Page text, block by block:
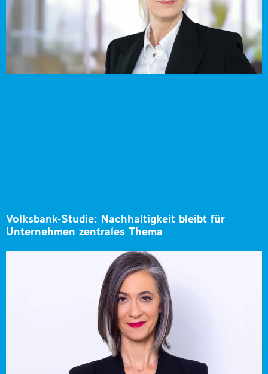
Volksbank-Studie: Nachhaltigkeit bleibt für
Unternehmen zentrales Thema